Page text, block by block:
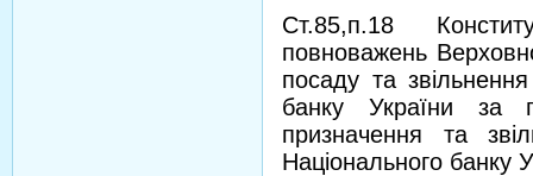
Ст.85,п.18
повноважень
посаду та
банку України за
призначення та
Національного банку